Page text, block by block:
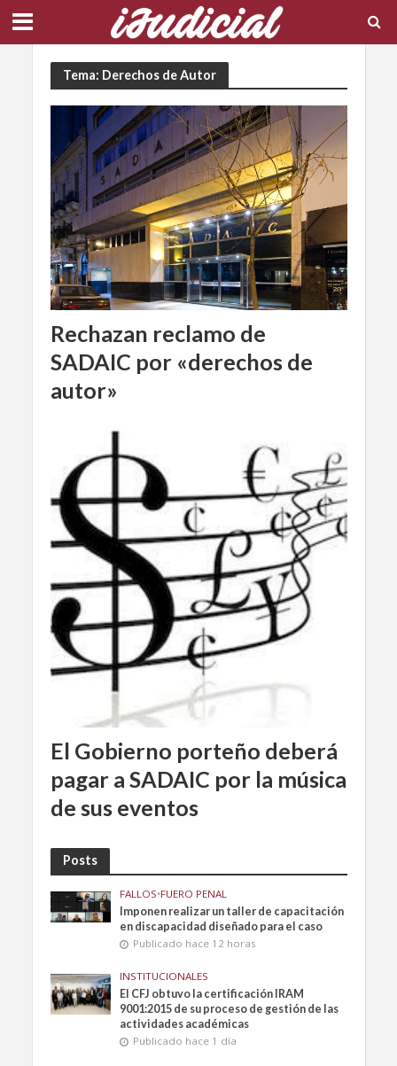
Tema: Derechos de Autor
Rechazan reclamo de
SADAIC por «derechos de
autor»
El Gobierno porteño deberá
pagar a SADAIC por la música
de sus eventos
Posts
FALLOS•FUERO PENAL
Imponen realizar un taller de capacitación
en discapacidad diseñado para el caso
Publicado hace 12 horas
INSTITUCIONALES
El CFJ obtuvo la certificación IRAM
9001:2015 de su proceso de gestión de las
actividades académicas
Publicado hace 1 día